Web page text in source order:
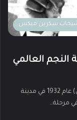
سكرين ميكس
النجم العالمي
ولد عمر الشريف (ميشيل ديميتري شلهوب بالأصل) عام 1932 في مدينة
مرحلة…